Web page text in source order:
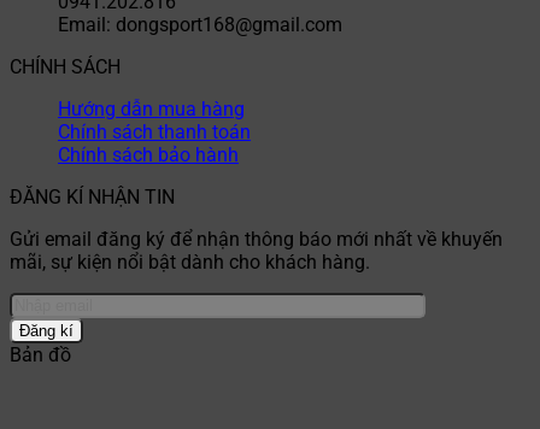
Email: dongsport168@gmail.com
CHÍNH SÁCH
Hướng dẫn mua hàng
Chính sách thanh toán
Chính sách bảo hành
ĐĂNG KÍ NHẬN TIN
Gửi email đăng ký để nhận thông báo mới nhất về khuyến
mãi, sự kiện nổi bật dành cho khách hàng.
Bản đồ